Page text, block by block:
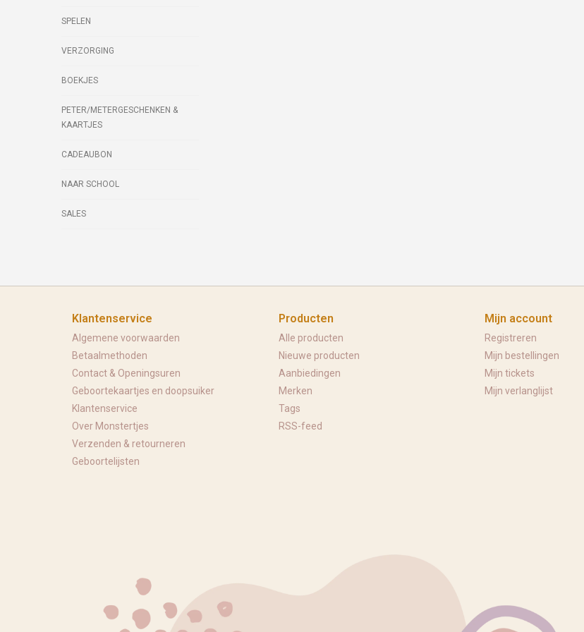
SPELEN
VERZORGING
BOEKJES
PETER/METERGESCHENKEN &
KAARTJES
CADEAUBON
NAAR SCHOOL
SALES
Klantenservice
Algemene voorwaarden
Betaalmethoden
Contact & Openingsuren
Geboortekaartjes en doopsuiker
Klantenservice
Over Monstertjes
Verzenden & retourneren
Geboortelijsten
Producten
Alle producten
Nieuwe producten
Aanbiedingen
Merken
Tags
RSS-feed
Mijn account
Registreren
Mijn bestellingen
Mijn tickets
Mijn verlanglijst